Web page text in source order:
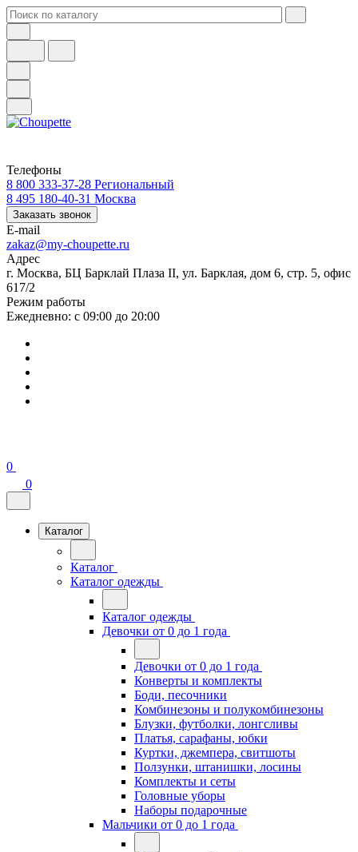
Телефоны
8 800 333-37-28 Региональный
8 495 180-40-31 Москва
Заказать звонок
E-mail
zakaz@my-choupette.ru
Адрес
г. Москва, БЦ Барклай Плаза II, ул. Барклая, дом 6, стр. 5, офис
617/2
Режим работы
Ежедневно: с 09:00 до 20:00
0
0
Каталог
Каталог
Каталог одежды
Каталог одежды
Девочки от 0 до 1 года
Девочки от 0 до 1 года
Конверты и комплекты
Боди, песочники
Комбинезоны и полукомбинезоны
Блузки, футболки, лонгсливы
Платья, сарафаны, юбки
Куртки, джемпера, свитшоты
Ползунки, штанишки, лосины
Комплекты и сеты
Головные уборы
Наборы подарочные
Мальчики от 0 до 1 года